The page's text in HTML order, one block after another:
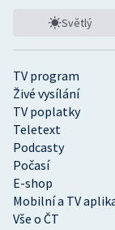
TV program
Živé vysílání
TV poplatky
Teletext
Podcasty
Počasí
E-shop
Mobilní a TV
Vše o ČT
Světlý